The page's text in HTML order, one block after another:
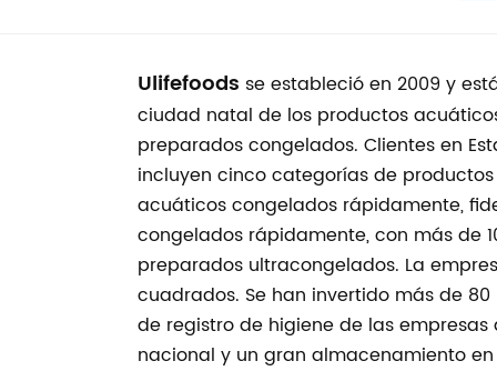
Ulifefoods se estableció en 2009 y
ciudad natal de los productos
preparados congelados. Clientes en
incluyen cinco categorías de
acuáticos congelados rápidamente,
congelados rápidamente, con más de
preparados ultracongelados. La
cuadrados. Se han invertido más de
de registro de higiene de las
nacional y un gran almacenamiento